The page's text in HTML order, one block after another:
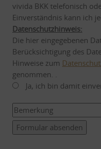
vivida BKK telefonisch
Einverständnis kann ich
Datenschutzhinweis:
Die hier eingegebenen
Berücksichtigung des
Hinweise zum
Ja, ich bin damit
Formular absenden